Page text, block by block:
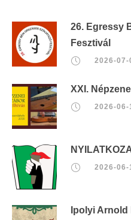
26. Egressy
Fesztivál
2026-07-
XXI.
2026-06-
2026-06-
Ipolyi